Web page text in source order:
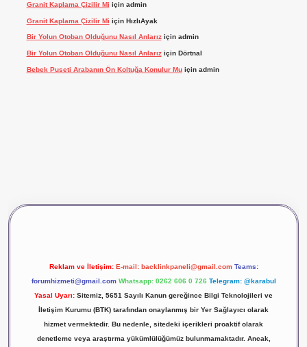
Granit Kaplama Çizilir Mi için admin
Granit Kaplama Çizilir Mi için HızlıAyak
Bir Yolun Otoban Olduğunu Nasıl Anlarıziçin admin
Bir Yolun Otoban Olduğunu Nasıl Anlarıziçin Dörtnal
Bebek Puseti Arabanın Ön Koltuğa Konulur Muiçin admin
Reklam ve İletişim: E-mail: backlinkpaneli@gmail.com Teams:
forumhizmeti@gmail.com Whatsapp: 0262 606 0 726 Telegram: @karabul
Yasal Uyarı: Sitemiz, 5651 Sayılı Kanun gereğince Bilgi Teknolojileri ve
İletişim Kurumu (BTK) tarafından onaylanmış bir Yer Sağlayıcı olarak
hizmet vermektedir. Bu nedenle, sitedeki içerikleri proaktif olarak
denetleme veya araştırma yükümlülüğümüz bulunmamaktadır. Ancak,